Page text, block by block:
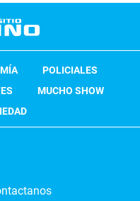
POLICIALES
MUCHO SHOW